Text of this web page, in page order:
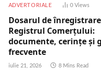
ADVERTORIALE 0Views
Dosarul de
Registrul Comerțului:
documente, cerințe și
frecvente
iulie 21, 2026 8 Mins Read